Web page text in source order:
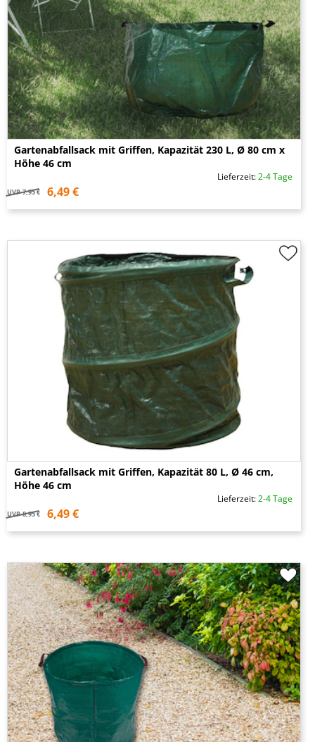
Gartenabfallsack mit Griffen, Kapazität 230 L, Ø 80 cm x
Höhe 46 cm
Lieferzeit:2-4 Tage
UVP 7,95 € 6,49 €
Gartenabfallsack mit Griffen, Kapazität 80 L, Ø 46 cm,
Höhe 46 cm
Lieferzeit:2-4 Tage
UVP 8,95 € 6,49 €